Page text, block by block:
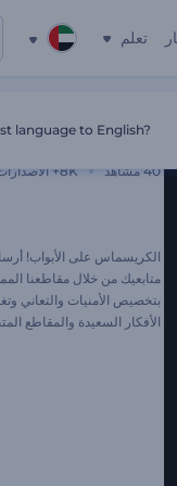
تعلم
40 مشاهد 8K+
الكريسماس على الأبواب!
متابعيك من خلال مقاطعنا
بتخصيص الأمنيات والتعاني
الأفكار السعيدة والمقاطع
language to English?